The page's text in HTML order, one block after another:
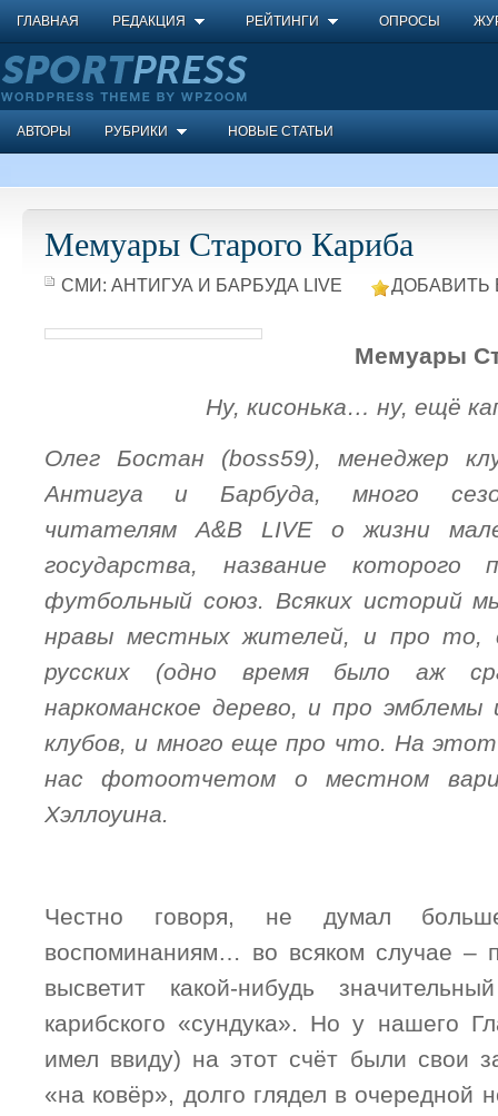
ГЛАВНАЯ РЕДАКЦИЯ РЕЙТИНГИ ОПРОСЫ
АВТОРЫ РУБРИКИ НОВЫЕ СТАТЬИ
Мемуары Старого Кариба
СМИ: АНТИГУА И БАРБУДА LIVE ДОБАВИТЬ
Мемуары
Ну, кисонька… ну, ещё
Олег Бостан (boss59), менеджер
Антигуа и Барбуда, много
читателям A&B LIVE о жизни
государства, название которого
футбольный союз. Всяких историй
нравы местных жителей, и про то,
русских (одно время было аж
наркоманское дерево, и про эмблемы
клубов, и много еще про что. На этот
нас фотоотчетом о местном
Хэллоуина.
Честно говоря, не думал
воспоминаниям… во всяком случае –
высветит какой-нибудь
карибского «сундука». Но у нашего
имел ввиду) на этот счёт были свои
«на ковёр», долго глядел в очередной